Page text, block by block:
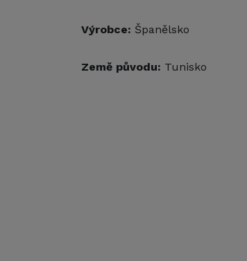
Výrobce: Španělsko
Země původu: Tunisko